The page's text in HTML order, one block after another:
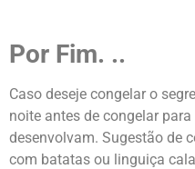
Por Fim. ..
Caso deseje congelar o
noite antes de congelar
desenvolvam. Sugestão de
com batatas ou linguiça